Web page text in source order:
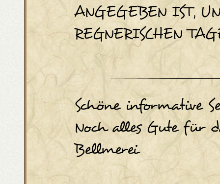
ANGEGEBEN IST,
REGNERISCHEN
Schöne informative
Noch alles Gute für
Bellmerei